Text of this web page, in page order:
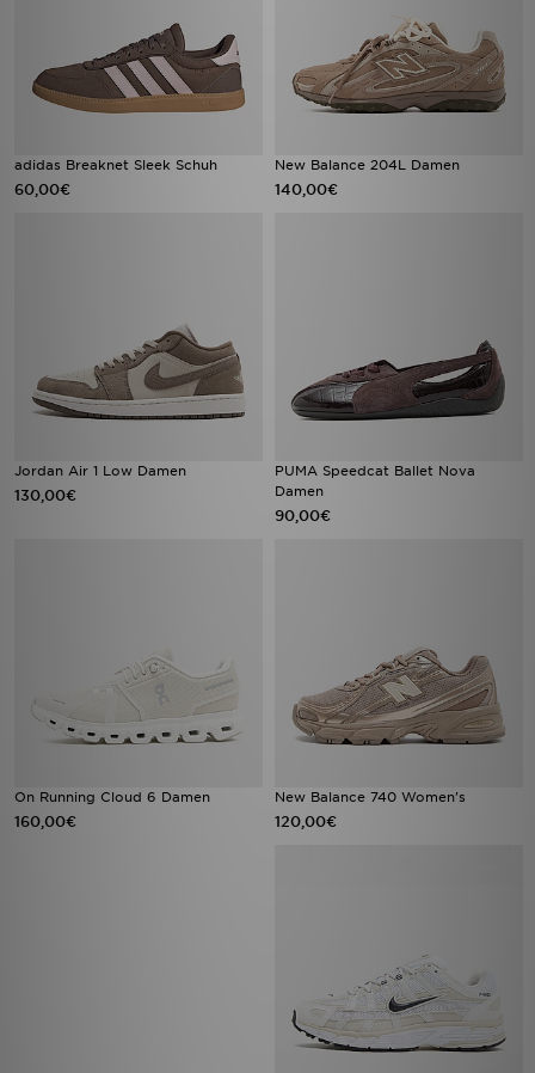
adidas Breaknet Sleek Schuh
60,00€
New Balance 204L Damen
140,00€
Jordan Air 1 Low Damen
130,00€
PUMA Speedcat Ballet Nova
Damen
90,00€
On Running Cloud 6 Damen
160,00€
New Balance 740 Women's
120,00€